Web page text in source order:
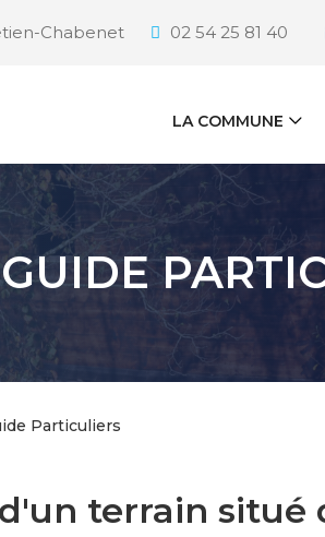
Chabenet 02 54 25 81 40
LA COMMUNE
GUIDE
Particuliers
terrain